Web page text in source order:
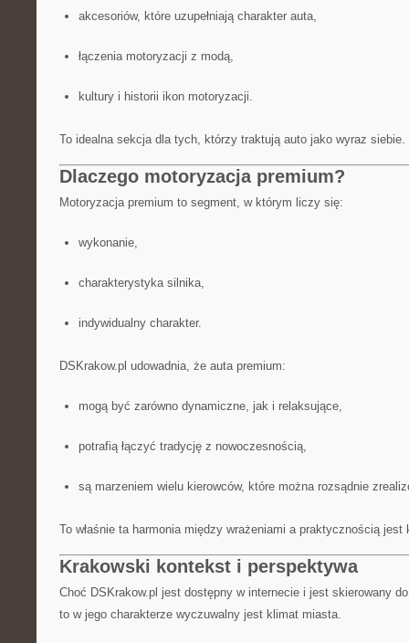
akcesoriów, które uzupełniają charakter auta,
łączenia motoryzacji z modą,
kultury i historii ikon motoryzacji.
To idealna sekcja dla tych, którzy traktują auto jako wyraz siebie.
Dlaczego motoryzacja premium?
Motoryzacja premium to segment, w którym liczy się:
wykonanie,
charakterystyka silnika,
indywidualny charakter.
DSKrakow.pl udowadnia, że auta premium:
mogą być zarówno dynamiczne, jak i relaksujące,
potrafią łączyć tradycję z nowoczesnością,
są marzeniem wielu kierowców, które można rozsądnie
To właśnie ta harmonia między wrażeniami a praktycznością jest
Krakowski kontekst i perspektywa
Choć DSKrakow.pl jest dostępny w internecie i jest skierowany
to w jego charakterze wyczuwalny jest klimat miasta.